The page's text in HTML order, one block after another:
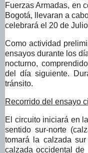
Fuerzas Armadas, en
Bogotá, llevaran a
celebrará el 20 de
Como actividad
ensayos durante los
nocturno,
del día siguiente.
tránsito.
Recorrido del ensayo
El circuito iniciará en
sentido sur-norte
tomará la calzada
calzada occidental